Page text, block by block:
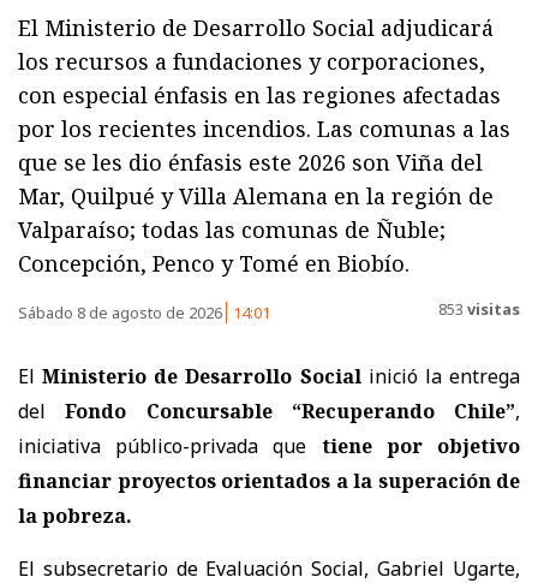
El Ministerio de Desarrollo Social adjudicará
los recursos a fundaciones y corporaciones,
con especial énfasis en las regiones afectadas
por los recientes incendios. Las comunas a las
que se les dio énfasis este 2026 son Viña del
Mar, Quilpué y Villa Alemana en la región de
Valparaíso; todas las comunas de Ñuble;
Concepción, Penco y Tomé en Biobío.
Sábado 8 de agosto de 2026 14:01 853 visitas
ElMinisterio de Desarrollo Socialinició la entrega
delFondo Concursable “Recuperando Chile”,
iniciativa público-privada que tiene por objetivo
financiar proyectos orientados a la superación de
la pobreza.
El subsecretario de Evaluación Social, Gabriel Ugarte,